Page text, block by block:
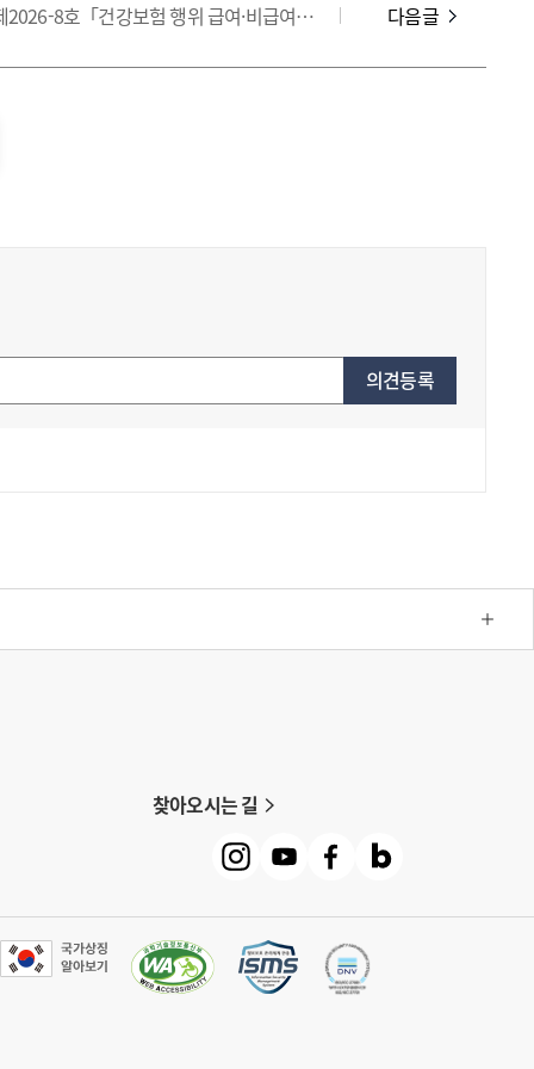
다음글
[행위] 고시 제2026-8호「건강보험 행위 급여·비급여 목록표 및 급여 상대가치점수」 일부개정
의견등록
찾아오시는 길